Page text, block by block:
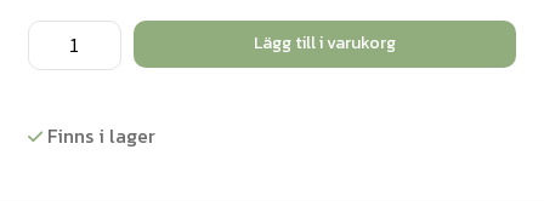
Dubbelmuff
mängd
Lägg till i varukorg
Finns i lager